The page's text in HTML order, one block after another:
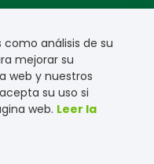
análisis de su
mejorar su
web y nuestros
su uso si
web. Leer la